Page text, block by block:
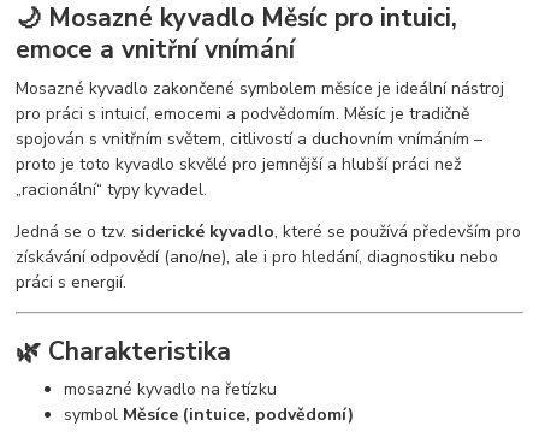
🌙 Mosazné kyvadlo Měsíc pro intuici,
emoce a vnitřní vnímání
Mosazné kyvadlo zakončené symbolem měsíce je ideální nástroj
pro práci s intuicí, emocemi a podvědomím. Měsíc je tradičně
spojován s vnitřním světem, citlivostí a duchovním vnímáním –
proto je toto kyvadlo skvělé pro jemnější a hlubší práci než
„racionální“ typy kyvadel.
Jedná se o tzv. siderické kyvadlo, které se používá především pro
získávání odpovědí (ano/ne), ale i pro hledání, diagnostiku nebo
práci s energií.
🌿 Charakteristika
mosazné kyvadlo na řetízku
symbol Měsíce (intuice, podvědomí)